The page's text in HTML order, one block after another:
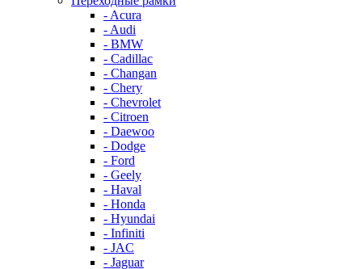
- Acura
- Audi
- BMW
- Cadillac
- Changan
- Chery
- Chevrolet
- Citroen
- Daewoo
- Dodge
- Ford
- Geely
- Haval
- Honda
- Hyundai
- Infiniti
- JAC
- Jaguar